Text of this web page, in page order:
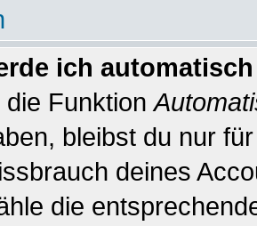
ich
die Funktion
bleibst du nur
deines
die